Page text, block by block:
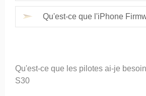
Qu'est-ce que l'iPhone
Qu'est-ce que les pilotes ai-je
S30